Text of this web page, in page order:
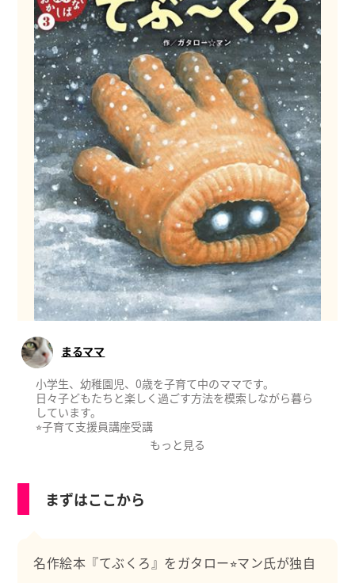
まるママ
小学生、幼稚園児、0歳を子育て中のママです。
日々子どもたちと楽しく過ごす方法を模索しながら暮ら
しています。
⭐︎子育て支援員講座受講
もっと見る
まずはここから
名作絵本『てぶくろ』をガタロー⭐︎マン氏が独自